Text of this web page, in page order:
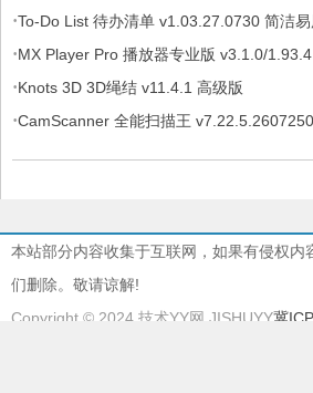
·To-Do List 待办清单 v1.03.27.0730 简洁
软件，解锁专业版
·MX Player Pro 播放器专业版 v3.1.0/
·Knots 3D 3D绳结 v11.4.1 高级版
·CamScanner 全能扫描王
本站部分内容收集于互联网，如果有侵权内
们删除。敬请谅解!
Copyright © 2024 技术YY网 JISHUYY冀